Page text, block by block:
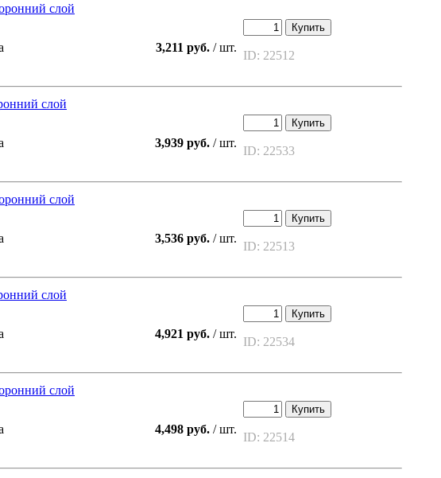
слой
3,211 руб. / шт.
Купить
ID: 22512
слой
3,939 руб. / шт.
Купить
ID: 22533
слой
3,536 руб. / шт.
Купить
ID: 22513
слой
4,921 руб. / шт.
Купить
ID: 22534
слой
4,498 руб. / шт.
Купить
ID: 22514